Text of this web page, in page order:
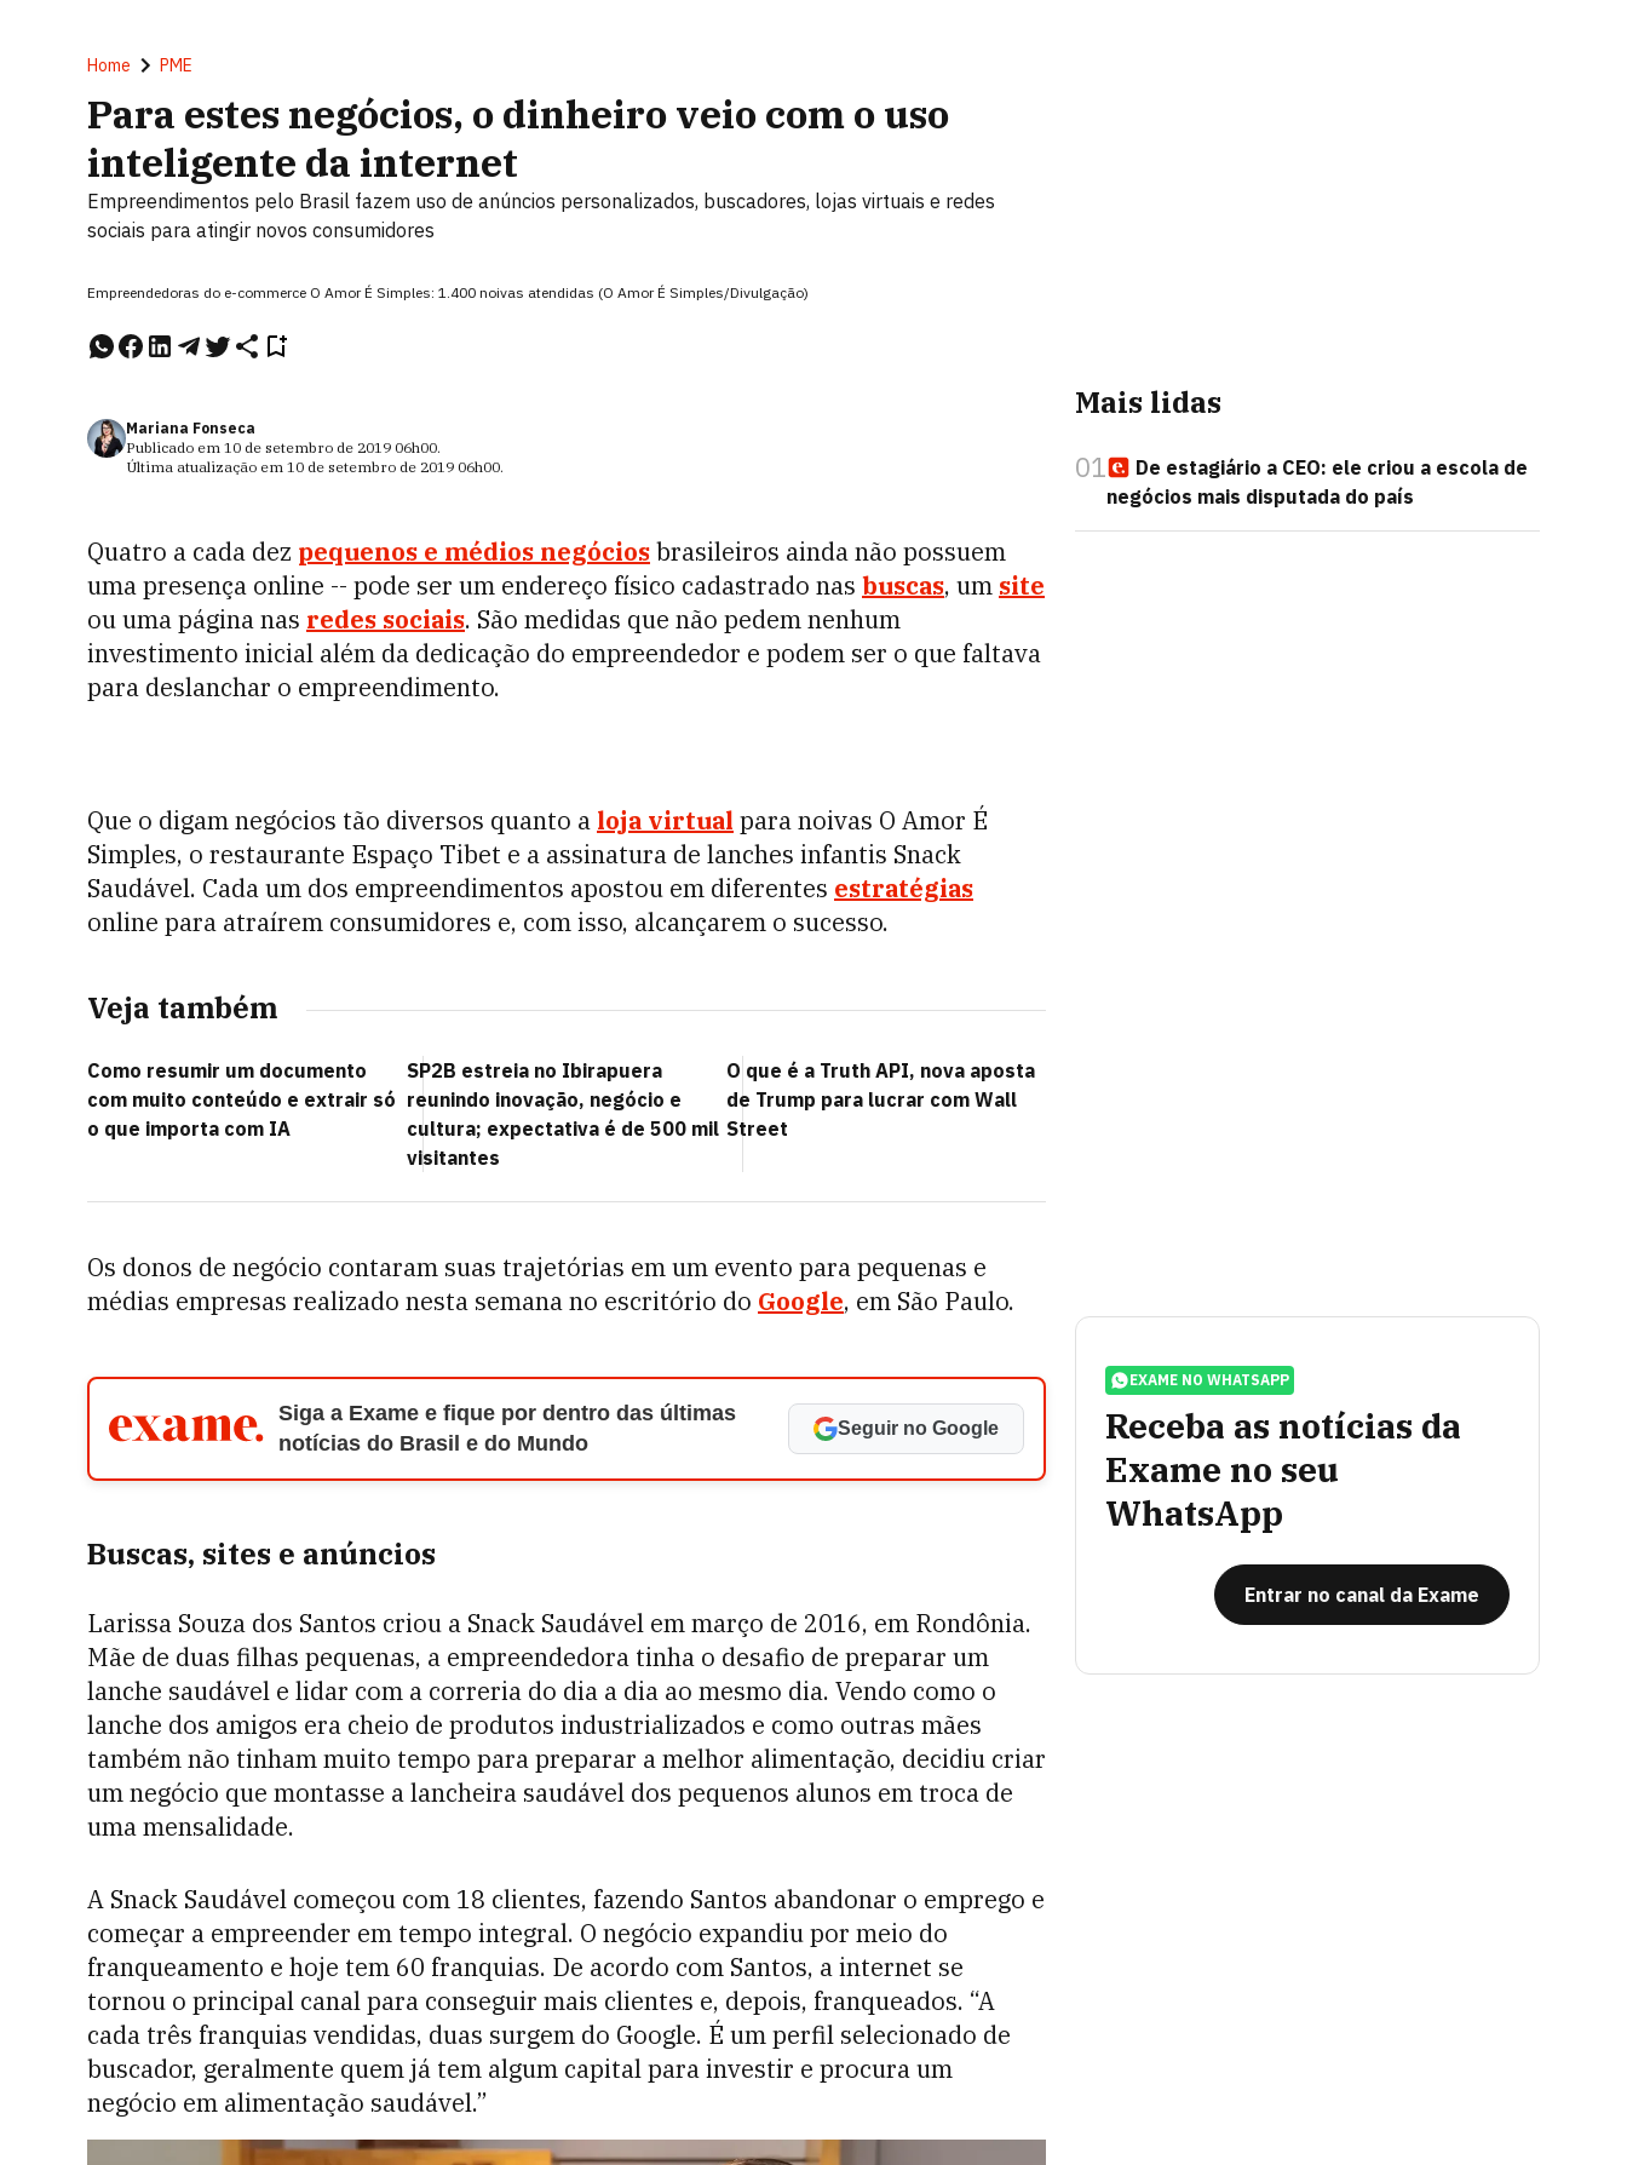
Home PME
Para estes negócios, o dinheiro veio com o uso
inteligente da internet
Empreendimentos pelo Brasil fazem uso de anúncios personalizados, buscadores, lojas virtuais e redes
sociais para atingir novos consumidores
Empreendedoras do e-commerce O Amor É Simples: 1.400 noivas atendidas (O Amor É Simples/Divulgação)
Mariana Fonseca
Publicado em 10 de setembro de 2019 06h00.
Última atualização em 10 de setembro de 2019 06h00.
Quatro a cada dez pequenos e médios negóciosbrasileiros ainda não possuem
uma presença online -- pode ser um endereço físico cadastrado nas buscas, um site
ou uma página nas redes sociais. São medidas que não pedem nenhum
investimento inicial além da dedicação do empreendedor e podem ser o que faltava
para deslanchar o empreendimento.
Que o digam negócios tão diversos quanto a loja virtual para noivas O Amor É
Simples, o restaurante Espaço Tibet e a assinatura de lanches infantis Snack
Saudável. Cada um dos empreendimentos apostou em diferentes estratégias
online para atraírem consumidores e, com isso, alcançarem o sucesso.
Veja também
Como resumir um documento
com muito conteúdo e extrair só
o que importa com IA
SP2B estreia no Ibirapuera
reunindo inovação, negócio e
cultura; expectativa é de 500 mil
visitantes
O que é a Truth API, nova aposta
de Trump para lucrar com Wall
Street
Os donos de negócio contaram suas trajetórias em um evento para pequenas e
médias empresas realizado nesta semana no escritório do Google, em São Paulo.
Siga a Exame e fique por dentro das últimas
notícias do Brasil e do Mundo
Seguir no Google
Buscas, sites e anúncios
Larissa Souza dos Santos criou a Snack Saudável em março de 2016, em Rondônia.
Mãe de duas filhas pequenas, a empreendedora tinha o desafio de preparar um
lanche saudável e lidar com a correria do dia a dia ao mesmo dia. Vendo como o
lanche dos amigos era cheio de produtos industrializados e como outras mães
também não tinham muito tempo para preparar a melhor alimentação, decidiu criar
um negócio que montasse a lancheira saudável dos pequenos alunos em troca de
uma mensalidade.
A Snack Saudável começou com 18 clientes, fazendo Santos abandonar o emprego e
começar a empreender em tempo integral. O negócio expandiu por meio do
franqueamento e hoje tem 60 franquias. De acordo com Santos, a internet se
tornou o principal canal para conseguir mais clientes e, depois, franqueados. “A
cada três franquias vendidas, duas surgem do Google. É um perfil selecionado de
buscador, geralmente quem já tem algum capital para investir e procura um
negócio em alimentação saudável.”
Mais lidas
01
De estagiário a CEO: ele criou a escola de
negócios mais disputada do país
EXAME NO WHATSAPP
Receba as notícias da
Exame no seu
WhatsApp
Entrar no canal da Exame